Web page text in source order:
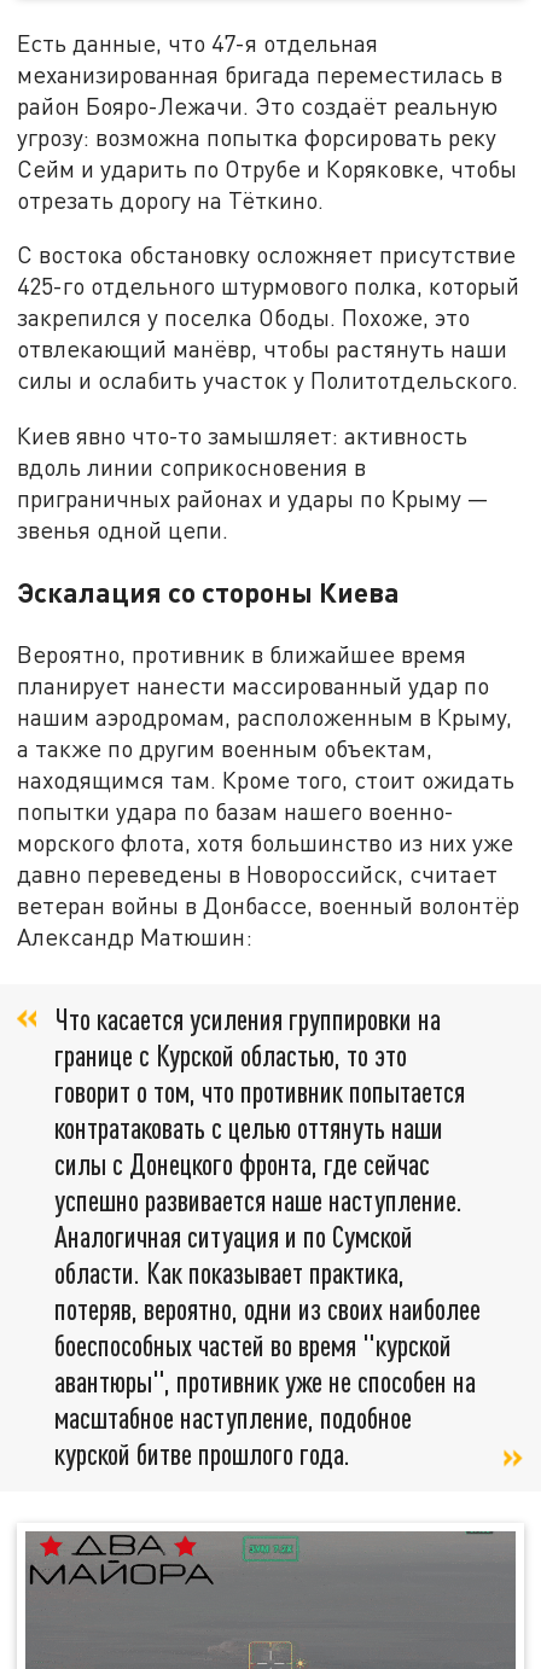
Есть данные, что 47-я отдельная
механизированная бригада переместилась в
район Бояро-Лежачи. Это создаёт реальную
угрозу: возможна попытка форсировать реку
Сейм и ударить по Отрубе и Коряковке, чтобы
отрезать дорогу на Тёткино.
С востока обстановку осложняет присутствие
425-го отдельного штурмового полка, который
закрепился у поселка Ободы. Похоже, это
отвлекающий манёвр, чтобы растянуть наши
силы и ослабить участок у Политотдельского.
Киев явно что-то замышляет: активность
вдоль линии соприкосновения в
приграничных районах и удары по Крыму —
звенья одной цепи.
Эскалация со стороны Киева
Вероятно, противник в ближайшее время
планирует нанести массированный удар по
нашим аэродромам, расположенным в Крыму,
а также по другим военным объектам,
находящимся там. Кроме того, стоит ожидать
попытки удара по базам нашего военно-
морского флота, хотя большинство из них уже
давно переведены в Новороссийск, считает
ветеран войны в Донбассе, военный волонтёр
Александр Матюшин:
Что касается усиления группировки на
границе с Курской областью, то это
говорит о том, что противник попытается
контратаковать с целью оттянуть наши
силы с Донецкого фронта, где сейчас
успешно развивается наше наступление.
Аналогичная ситуация и по Сумской
области. Как показывает практика,
потеряв, вероятно, одни из своих наиболее
боеспособных частей во время "курской
авантюры", противник уже не способен на
масштабное наступление, подобное
курской битве прошлого года.